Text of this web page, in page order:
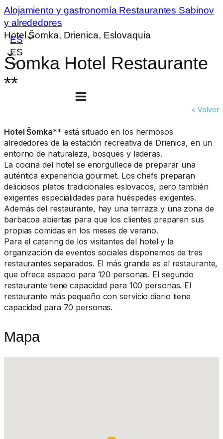
ES
ES
Alojamiento y gastronomía Restaurantes Sabinov
y alrededores
Hotel Šomka, Drienica, Eslovaquia
Šomka Hotel Restaurante
**
< Volver
Hotel Šomka** está situado en los hermosos
alrededores de la estación recreativa de Drienica, en un
entorno de naturaleza, bosques y laderas.
La cocina del hotel se enorgullece de preparar una
auténtica experiencia gourmet. Los chefs preparan
deliciosos platos tradicionales eslovacos, pero también
exigentes especialidades para huéspedes exigentes.
Además del restaurante, hay una terraza y una zona de
barbacoa abiertas para que los clientes preparen sus
propias comidas en los meses de verano.
Para el catering de los visitantes del hotel y la
organización de eventos sociales disponemos de tres
restaurantes separados. El más grande es el restaurante,
que ofrece espacio para 120 personas. El segundo
restaurante tiene capacidad para 100 personas. El
restaurante más pequeño con servicio diario tiene
capacidad para 70 personas.
Mapa